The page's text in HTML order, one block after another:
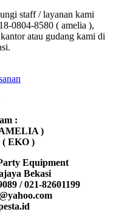
staff / layanan kami
0804-8580 ( amelia ),
atau gudang kami di
:
AMELIA )
( EKO )
Equipment
Bekasi
/ 021-82601199